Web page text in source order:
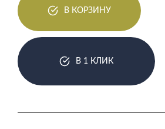
В КОРЗИНУ
В 1 КЛИК